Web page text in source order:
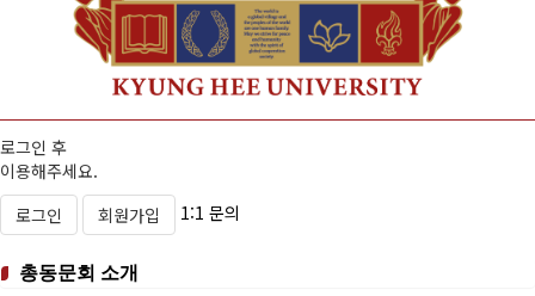
로그인 후
이용해주세요.
로그인
회원가입 1:1 문의
총동문회 소개